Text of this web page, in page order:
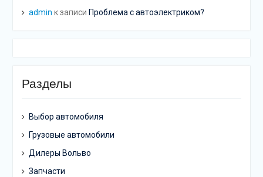
admin к записи Проблема с автоэлектриком?
Разделы
Выбор автомобиля
Грузовые автомобили
Дилеры Вольво
Запчасти